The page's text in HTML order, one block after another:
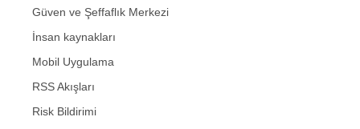
Güven ve Şeffaflık Merkezi
İnsan kaynakları
Mobil Uygulama
RSS Akışları
Risk Bildirimi